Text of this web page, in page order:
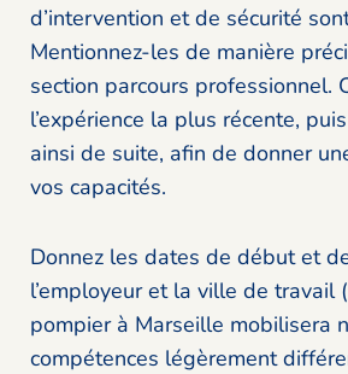
d’intervention et de sécurité
Mentionnez-les de manière
section parcours professionnel.
l’expérience la plus récente,
ainsi de suite, afin de donner
vos capacités.
Donnez les dates de début et
l’employeur et la ville de travail
pompier à Marseille mobilisera
compétences légèrement